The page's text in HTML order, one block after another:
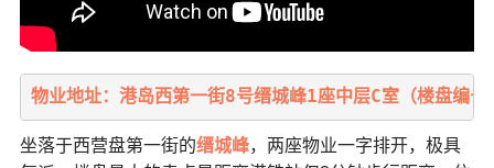
物业地址：港岛西第一街8号缙城峰1座中层C室（楼盘编
坐落于西营盘第一街的缙城峰，两座物业一字排开，极具